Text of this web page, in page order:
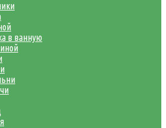
в ванную